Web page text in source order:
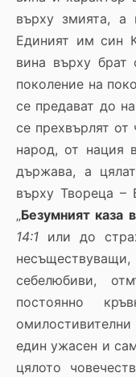
върху змията, а
Единият им син
вина върху
поколение на
се предават до
се прехвърлят
народ, от нация
държава, а
върху Твореца –
„Безумният каза
14:1 или до
себелюбиви,
постоянно
един ужасен и
цялото